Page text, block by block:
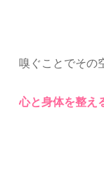
嗅ぐことでその
心と身体を整え